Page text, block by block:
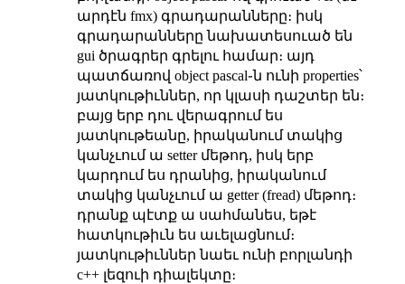
արդէն fmx) գրադարանները։ իսկ
գրադարանները նախատեսուած են
gui ծրագրեր գրելու համար։ այդ
պատճառով object pascal֊ն ունի properties՝
յատկութիւններ, որ կլասի դաշտեր են։
բայց երբ դու վերագրում ես
յատկութեանը, իրականում տակից
կանչւում ա setter մեթոդ, իսկ երբ
կարդում ես դրանից, իրականում
տակից կանչւում ա getter (fread) մեթոդ։
դրանք պէտք ա սահմանես, եթէ
հատկութիւն ես աւելացնում։
յատկութիւններ նաեւ ունի բորլանդի
c++ լեզուի դիալեկտը։